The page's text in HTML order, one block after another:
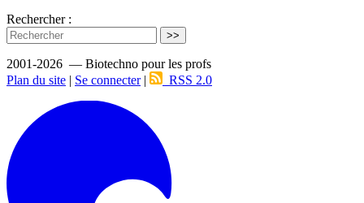
Rechercher :
>>
2001-2026 — Biotechno pour les profs
Plan du site | Se connecter| RSS 2.0